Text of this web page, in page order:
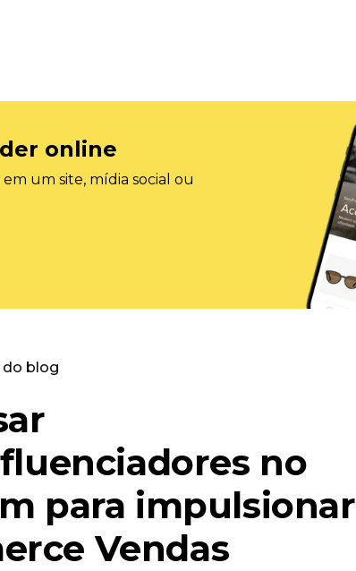
online
um site, mídia social ou
do blog
no
para impulsionar
Vendas